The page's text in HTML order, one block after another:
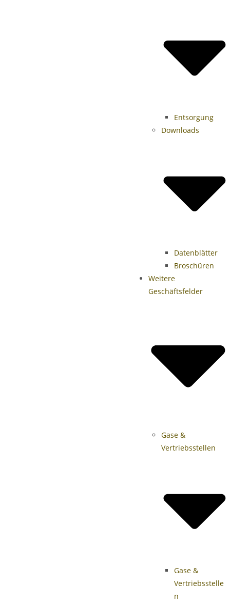
Entsorgung
Downloads
Datenblätter
Broschüren
Weitere
Geschäftsfelder
Gase &
Vertriebsstellen
Gase &
Vertriebsstelle
n